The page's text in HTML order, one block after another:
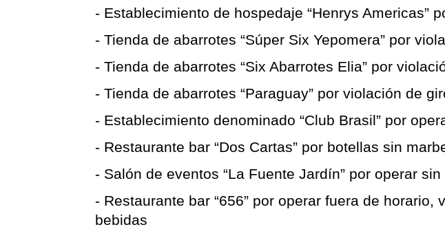
- Establecimiento de hospedaje “Henrys Americas”
- Tienda de abarrotes “Súper Six Yepomera” por
- Tienda de abarrotes “Six Abarrotes Elia” por
- Tienda de abarrotes “Paraguay” por violación de
- Establecimiento denominado “Club Brasil” por
- Restaurante bar “Dos Cartas” por botellas sin
- Salón de eventos “La Fuente Jardín” por operar
- Restaurante bar “656” por operar fuera de
bebidas